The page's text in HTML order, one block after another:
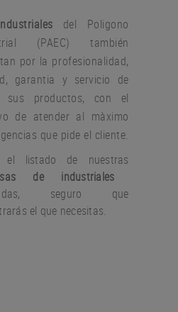
del Poligono
(PAEC) también
por la profesionalidad,
garantia y servicio de
sus productos, con el
de atender al màximo
que pide el cliente.
el listado de nuestras
de industriales
seguro que
el que necesitas.